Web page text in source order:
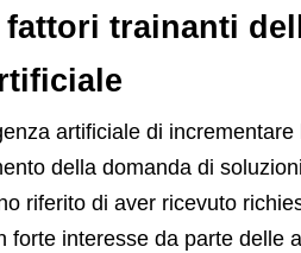
trainanti
artificiale di
della domanda di
riferito di aver ricevuto
forte interesse da parte delle